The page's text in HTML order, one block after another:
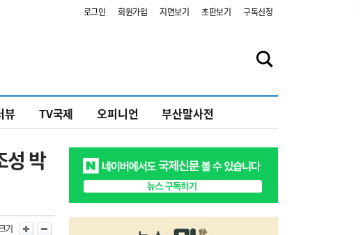
로그인 회원가입 지면보기 초판보기 구독신청
뷰 TV국제 오피니언 부산말사전
성 박
기